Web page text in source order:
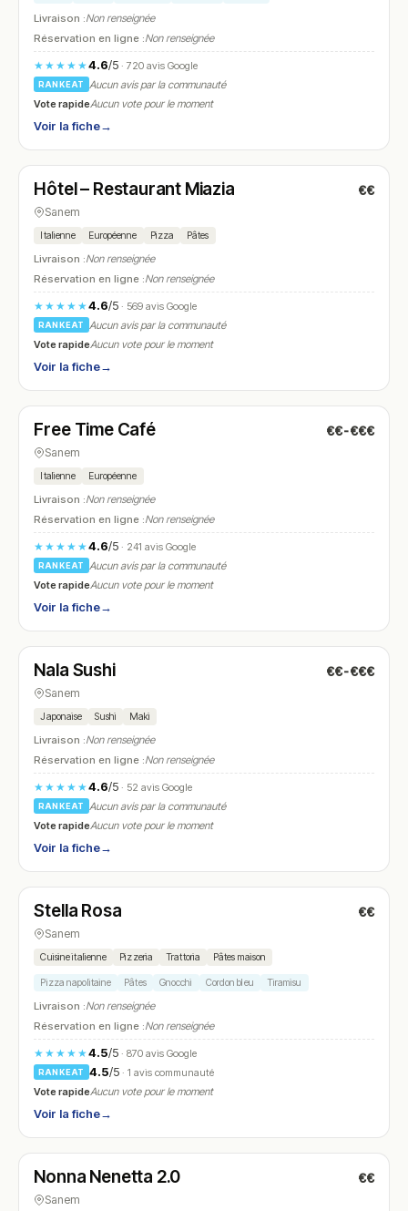
Livraison :Non renseignée
Réservation en ligne :Non renseignée
★★★★★4.6/5· 720 avis Google
RANKEAT
Aucun avis par la communauté
Vote rapideAucun vote pour le moment
Voir la fiche→
N° 6
Hôtel – Restaurant Miazia €€
Sanem
Italienne Européenne Pizza Pâtes
Livraison :Non renseignée
Réservation en ligne :Non renseignée
★★★★★4.6/5· 569 avis Google
RANKEAT
Aucun avis par la communauté
Vote rapideAucun vote pour le moment
Voir la fiche→
N° 7
Free Time Café €€-€€€
Sanem
Italienne Européenne
Livraison :Non renseignée
Réservation en ligne :Non renseignée
★★★★★4.6/5· 241 avis Google
RANKEAT
Aucun avis par la communauté
Vote rapideAucun vote pour le moment
Voir la fiche→
N° 8
Nala Sushi €€-€€€
Sanem
Japonaise Sushi Maki
Livraison :Non renseignée
Réservation en ligne :Non renseignée
★★★★★4.6/5· 52 avis Google
RANKEAT
Aucun avis par la communauté
Vote rapideAucun vote pour le moment
Voir la fiche→
N° 9
Stella Rosa €€
Sanem
Cuisine italienne Pizzeria Trattoria Pâtes maison
Pizza napolitaine Pâtes Gnocchi Cordon bleu Tiramisu
Livraison :Non renseignée
Réservation en ligne :Non renseignée
★★★★★4.5/5· 870 avis Google
RANKEAT 4.5/5 · 1 avis communauté
Vote rapideAucun vote pour le moment
Voir la fiche→
N° 10
Nonna Nenetta 2.0 €€
Sanem